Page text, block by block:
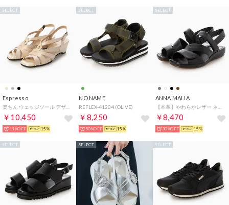
Espresso
￥10,450
SELECT
19%OFF 15%
NO NAME
REFLEX-41204 (OLIVE)
￥8,250
SELECT
50%OFF 15%
ANNA MALIA
￥8,470
SELECT
30%OFF 15%
SELECT SELECT SELECT